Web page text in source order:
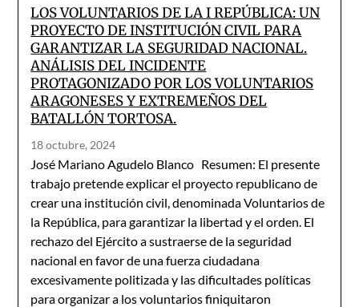
LOS VOLUNTARIOS DE LA I REPÚBLICA: UN
PROYECTO DE INSTITUCIÓN CIVIL PARA
GARANTIZAR LA SEGURIDAD NACIONAL.
ANÁLISIS DEL INCIDENTE
PROTAGONIZADO POR LOS VOLUNTARIOS
ARAGONESES Y EXTREMEÑOS DEL
BATALLÓN TORTOSA.
18 octubre, 2024
José Mariano Agudelo Blanco Resumen: El presente
trabajo pretende explicar el proyecto republicano de
crear una institución civil, denominada Voluntarios de
la República, para garantizar la libertad y el orden. El
rechazo del Ejército a sustraerse de la seguridad
nacional en favor de una fuerza ciudadana
excesivamente politizada y las dificultades políticas
para organizar a los voluntarios finiquitaron